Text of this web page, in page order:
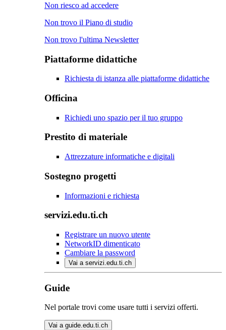
Non riesco ad accedere
Non trovo il Piano di studio
Non trovo l'ultima Newsletter
Piattaforme didattiche
Richiesta di istanza alle piattaforme didattiche
Officina
Richiedi uno spazio per il tuo gruppo
Prestito di materiale
Attrezzature informatiche e digitali
Sostegno progetti
Informazioni e richiesta
servizi.edu.ti.ch
Registrare un nuovo utente
NetworkID dimenticato
Cambiare la password
Vai a servizi.edu.ti.ch
Guide
Nel portale trovi come usare tutti i servizi offerti.
Vai a guide.edu.ti.ch